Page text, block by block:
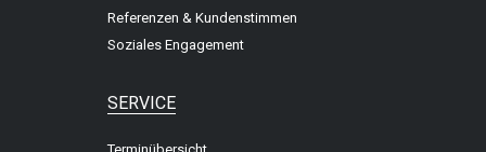
Referenzen & Kundenstimmen
Soziales Engagement
SERVICE